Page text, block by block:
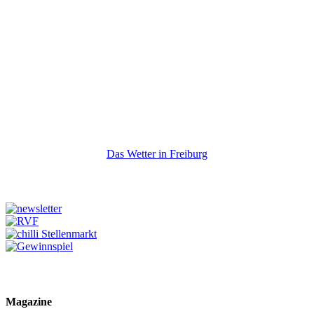
Das Wetter in Freiburg
Magazine